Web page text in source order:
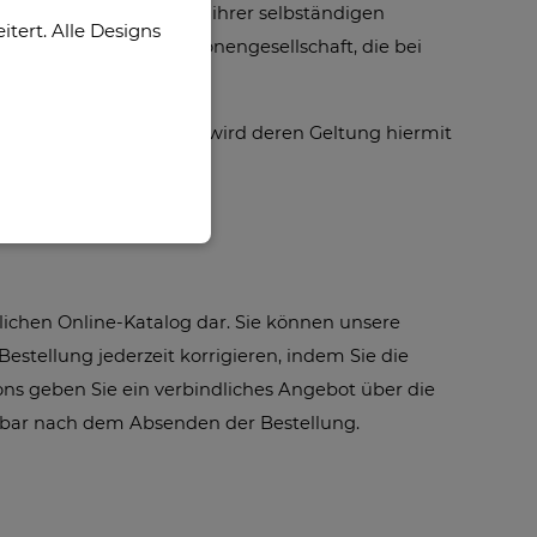
gewerblichen noch ihrer selbständigen
rechtsfähige Personengesellschaft, die bei
wird deren Geltung hiermit
Online-Katalog dar. Sie können unsere
jederzeit korrigieren, indem Sie die
geben Sie ein verbindliches Angebot über die
nach dem Absenden der Bestellung.
Alle Designs